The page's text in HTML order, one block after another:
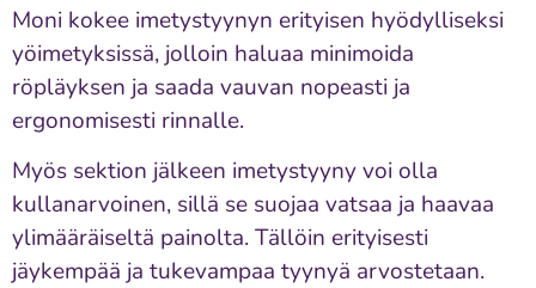
Moni kokee imetystyynyn erityisen hyödylliseksi
yöimetyksissä, jolloin haluaa minimoida
röpläyksen ja saada vauvan nopeasti ja
ergonomisesti rinnalle.
Myös sektion jälkeen imetystyyny voi olla
kullanarvoinen, sillä se suojaa vatsaa ja haavaa
ylimääräiseltä painolta. Tällöin erityisesti
jäykempää ja tukevampaa tyynyä arvostetaan.